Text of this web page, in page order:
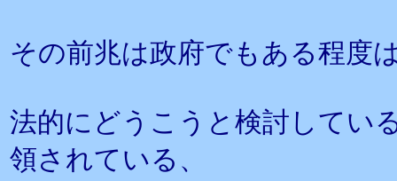
その前兆は政府でもある程度
法的にどうこうと検討してい
領されている、